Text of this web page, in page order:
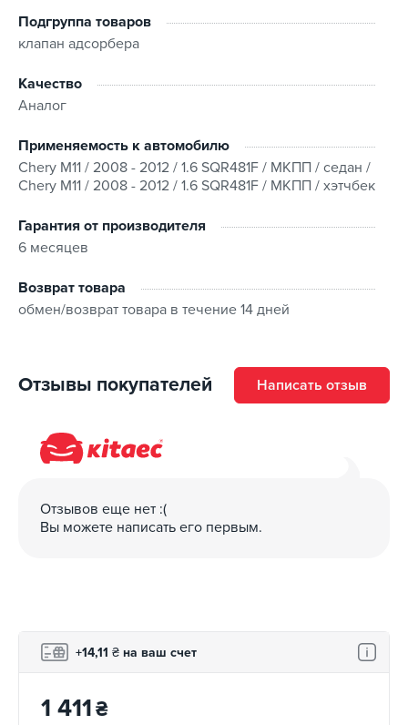
Условия покупки
любой регион Украины с возможностью выбрать
удобный способ получения. Оплата возможна
несколькими способами:
Наличными при получении;
Кредитными картами VISA, MasterCard.
На товар распространяется гарантия, установленная
производителем/поставщиком, а возврат и обмен
действительны в течение 14 дней после получения.
Зарегистрированные покупатели могут
начисляется кэшбэк на бонусный счет, с которого
Подгруппа товаров
клапан адсорбера
Качество
Аналог
Применяемость к автомобилю
Chery M11 / 2008 - 2012 / 1.6 SQR481F / МКПП / седан /
Chery M11 / 2008 - 2012 / 1.6 SQR481F / МКПП / хэтчбек
Гарантия от производителя
6 месяцев
Возврат товара
обмен/возврат товара в течение 14 дней
Отзывы покупателей Написать отзыв
Отзывов еще нет :(
Вы можете написать его первым.
+14,11 ₴ на ваш счет
1 411₴